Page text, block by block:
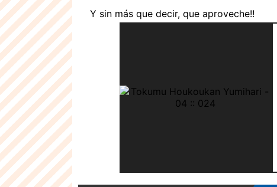
Y sin más que decir, que aproveche!!